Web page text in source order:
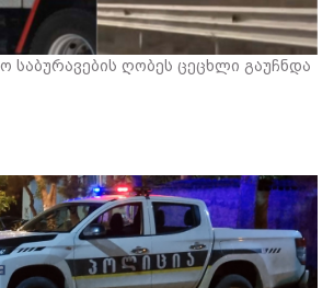
საბურავების ღობეს ცეცხლი გაუჩნდა